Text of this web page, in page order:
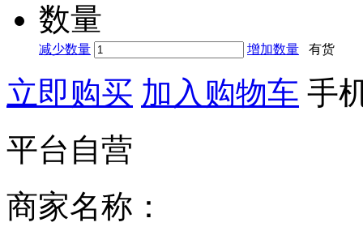
数量
减少数量 增加数量 有货
立即购买 加入购物车 手
平台自营
商家名称：